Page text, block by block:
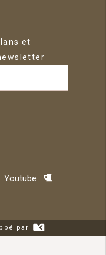
et
Youtube
par